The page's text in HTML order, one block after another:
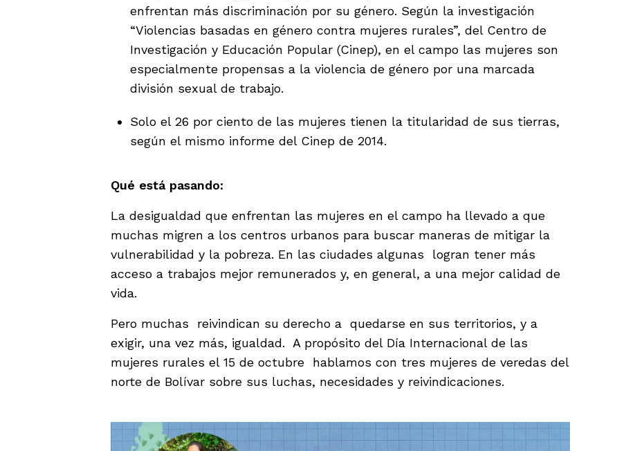
enfrentan más discriminación por su género. Según la investigación
“Violencias basadas en género contra mujeres rurales”, del Centro de
Investigación y Educación Popular (Cinep), en el campo las mujeres son
especialmente propensas a la violencia de género por una marcada
división sexual de trabajo.
Solo el 26 por ciento de las mujeres tienen la titularidad de sus tierras,
según el mismo informe del Cinep de 2014.
Qué está pasando:
La desigualdad que enfrentan las mujeres en el campo ha llevado a que
muchas migren a los centros urbanos para buscar maneras de mitigar la
vulnerabilidad y la pobreza. En las ciudades algunas logran tener más
acceso a trabajos mejor remunerados y, en general, a una mejor calidad de
vida.
Pero muchas reivindican su derecho a quedarse en sus territorios, y a
exigir, una vez más, igualdad. A propósito del Día Internacional de las
mujeres rurales el 15 de octubre hablamos con tres mujeres de veredas del
norte de Bolívar sobre sus luchas, necesidades y reivindicaciones.